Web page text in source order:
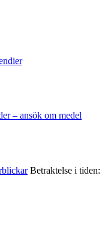
– ansök om medel
Betraktelse i tiden: